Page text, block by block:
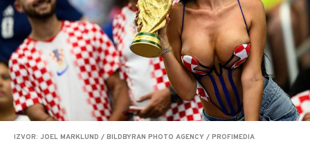
IZVOR: JOEL MARKLUND / BILDBYRAN PHOTO AGENCY / PROFIMEDIA